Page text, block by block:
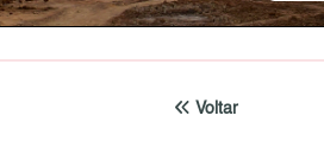
Voltar